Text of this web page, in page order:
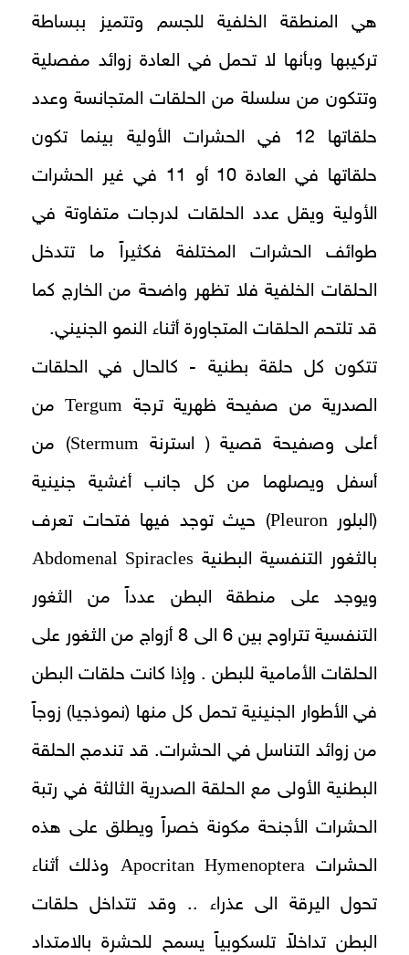
هي المنطقة الخلفية للجسم وتتميز ببساطة
تركيبها وبأنها لا تحمل في العادة زوائد مفصلية
وتتكون من سلسلة من الحلقات المتجانسة وعدد
حلقاتها 12 في الحشرات الأولية بينما تكون
حلقاتها في العادة 10 أو 11 في غير الحشرات
الأولية ويقل عدد الحلقات لدرجات متفاوتة في
طوائف الحشرات المختلفة فكثيراً ما تتدخل
الحلقات الخلفية فلا تظهر واضحة من الخارج كما
قد تلتحم الحلقات المتجاورة أثناء النمو الجنيني.
تتكون كل حلقة بطنية - كالحال في الحلقات
الصدرية من صفيحة ظهرية ترجة
Tergumمن
أعلى وصفيحة قصية ( استرنةStermum) من
أسفل ويصلهما من كل جانب أغشية جنينية
(البلورPleuron) حيث توجد فيها فتحات تعرف
بالثغور التنفسية البطنية Abdomenal Spiracles
ويوجد على منطقة البطن عدداً من الثغور
التنفسية تتراوح بين 6 الى 8 أزواج من الثغور على
الحلقات الأمامية للبطن . وإذا كانت حلقات البطن
في الأطوار الجنينية تحمل كل منها (نموذجيا) زوجاً
من زوائد التناسل في الحشرات. قد تندمج الحلقة
البطنية الأولى مع الحلقة الصدرية الثالثة في رتبة
الحشرات الأجنحة مكونة خصراً ويطلق على هذه
الحشراتApocritan Hymenoptera
وذلك أثناء
تحول اليرقة الى عذراء .. وقد تتداخل حلقات
البطن تداخلاً تلسكوبياً يسمح للحشرة بالامتداد